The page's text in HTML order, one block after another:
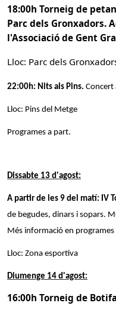
18:00h Torneig de
Parc dels Gronxadors.
l'Associació de Gent
Lloc: Parc dels
22:00h: Nits als Pins. Concert
Lloc: Pins del Metge
Programes a part.
Dissabte 13 d'agost:
A partir de les 9 del matí: IV
de begudes, dinars i sopars.
Més informació en programes
Lloc: Zona esportiva
Diumenge 14 d'agost:
16:00h Torneig de